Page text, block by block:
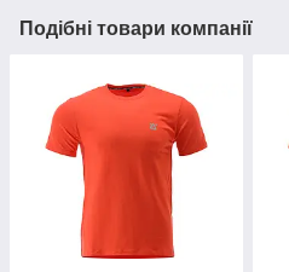
Подібні товари компанії